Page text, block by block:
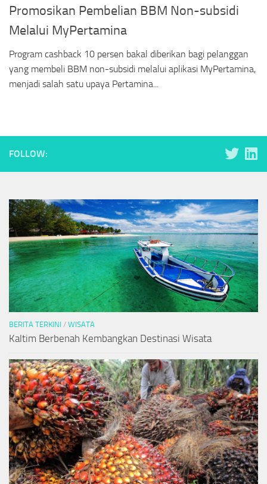
Promosikan Pembelian BBM Non-subsidi
Melalui MyPertamina
Program cashback 10 persen bakal diberikan bagi pelanggan
yang membeli BBM non-subsidi melalui aplikasi MyPertamina,
menjadi salah satu upaya Pertamina...
FOLLOW:
BERITA TERKINI / WISATA
Kaltim Berbenah Kembangkan Destinasi Wisata